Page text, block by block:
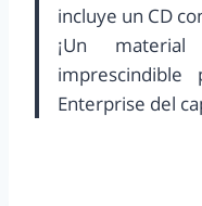
incluye un CD
¡Un
Enterprise del